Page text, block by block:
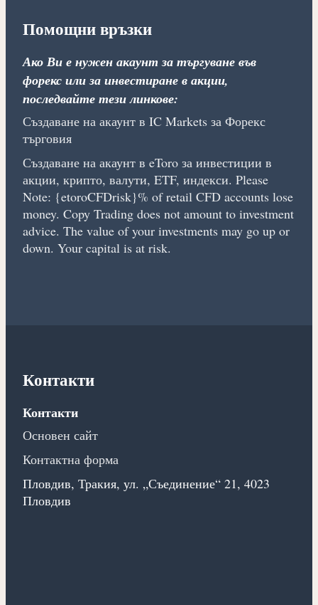
Помощни връзки
Ако Ви е нужен акаунт за търгуване във
форекс или за инвестиране в акции,
последвайте тези линкове:
Създаване на акаунт в IC Markets за Форекс
търговия
Създаване на акаунт в eToro за инвестиции в
акции, крипто, валути, ETF, индекси. Please
Note: {etoroCFDrisk}% of retail CFD accounts lose
money. Copy Trading does not amount to investment
advice. The value of your investments may go up or
down. Your capital is at risk.
Контакти
Контакти
Основен сайт
Контактна форма
Пловдив, Тракия, ул. „Съединение“ 21, 4023
Пловдив